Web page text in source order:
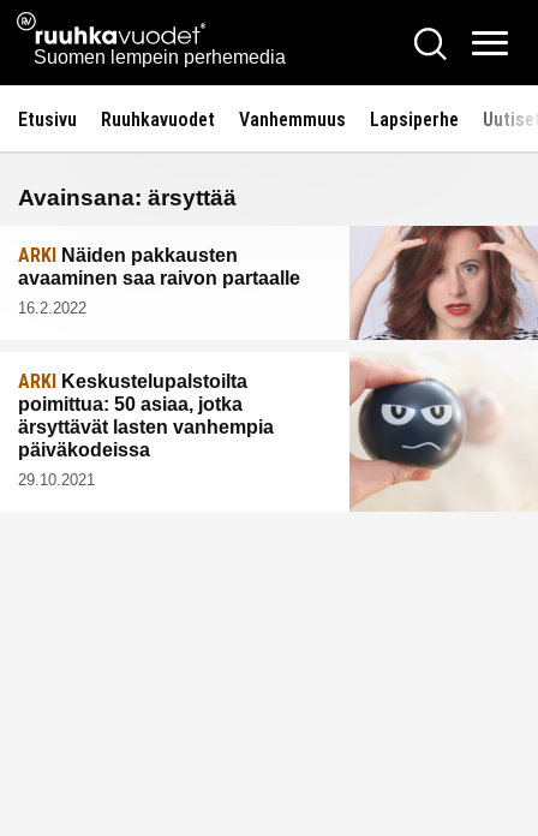
Siirry
sisältöön
Ruuhkavuodet.fi
Suomen lempein perhemedia
Hae
Etusivu Ruuhkavuodet Vanhemmuus Lapsiperhe
Avainsana: ärsyttää
ARKI Näiden pakkausten
avaaminen saa raivon partaalle
16.2.2022
ARKI Keskustelupalstoilta
poimittua: 50 asiaa, jotka
ärsyttävät lasten vanhempia
päiväkodeissa
29.10.2021